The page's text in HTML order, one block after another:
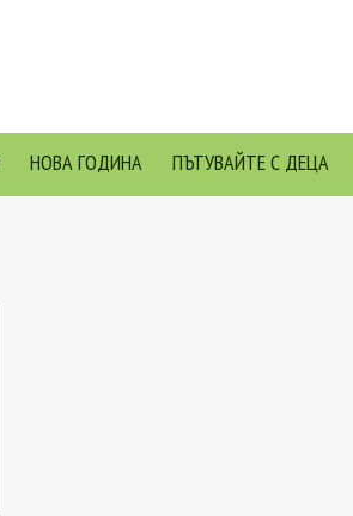
НОВА ГОДИНА ПЪТУВАЙТЕ С ДЕЦА